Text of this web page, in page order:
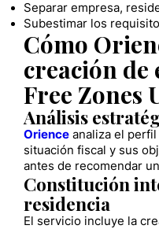
Separar empresa,
Subestimar los
Cómo
creación de
Free Zones
Análisis
Orience analiza el
situación fiscal y sus
antes de recomendar
Constitución
residencia
El servicio incluye la